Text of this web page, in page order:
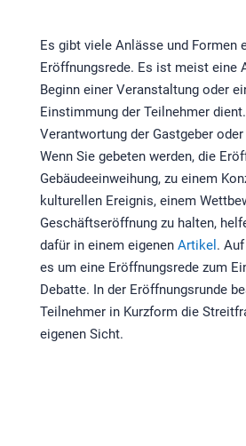
Es gibt viele Anlässe und Formen
Eröffnungsrede. Es ist meist eine
Beginn einer Veranstaltung oder
Einstimmung der Teilnehmer
Verantwortung der Gastgeber
Wenn Sie gebeten werden, die
Gebäudeeinweihung, zu einem
kulturellen Ereignis, einem
Geschäftseröffnung zu halten,
dafür in einem eigenen Artikel .
es um eine Eröffnungsrede zum
Debatte. In der Eröffnungsrunde
Teilnehmer in Kurzform die
eigenen Sicht.